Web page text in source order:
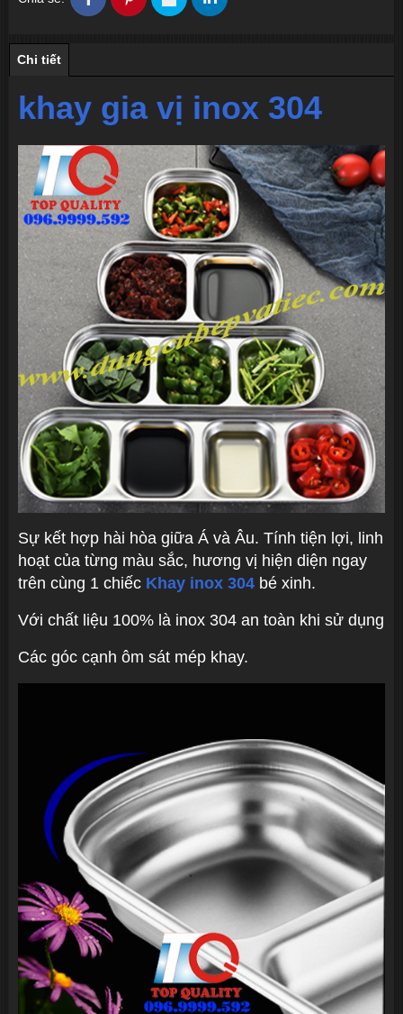
Chi tiết
khay gia vị inox 304
Sự kết hợp hài hòa giữa Á và Âu. Tính tiện lợi, linh
hoạt của từng màu sắc, hương vị hiện diện ngay
trên cùng 1 chiếc Khay inox 304 bé xinh.
Với chất liệu 100% là inox 304 an toàn khi sử dụng
Các góc cạnh ôm sát mép khay.